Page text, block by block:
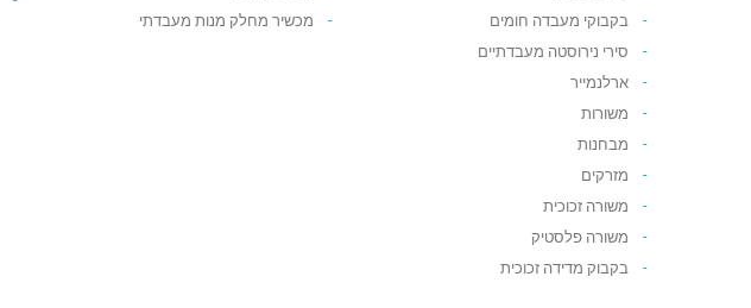
בקבוקי מעבדה חומים
סירי נירוסטה מעבדתיים
ארלנמייר
משורות
מבחנות
מזרקים
משורה זכוכית
משורה פלסטיק
בקבוק מדידה זכוכית
מכשיר מחלק מנות מעבדתי